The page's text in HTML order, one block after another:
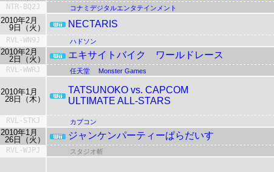
NTR-BQ2J
コナミデジタルエンタテインメント
2010年2月
9日（火）
NECTARIS
RVL-WN9J ハドソン
2010年2月
2日（火）
エキサイトバイク ワールドレース
RVL-WWRJ 任天堂 Monster Games
2010年1月
28日（木）
TATSUNOKO vs. CAPCOM
ULTIMATE ALL-STARS
RVL-STKJ カプコン
2010年1月
26日（火）
ジャンケンパーティーぱらだいす
RVL-WJPJ スタジオ斬